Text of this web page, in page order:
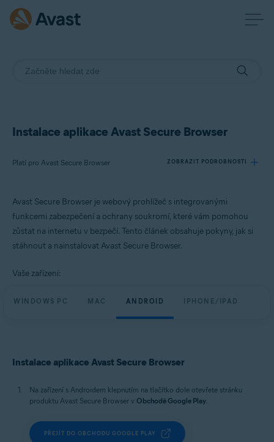
Instalace aplikace Avast Secure Browser
Platí pro Avast Secure Browser ZOBRAZIT PODROBNOSTI
Operační systémy:
Windows, macOS, Android a iOS
Avast Secure Browser je webový prohlížeč s integrovanými
funkcemi zabezpečení a ochrany soukromí, které vám pomohou
zůstat na internetu v bezpečí. Tento článek obsahuje pokyny, jak si
stáhnout a nainstalovat Avast Secure Browser.
Vaše zařízení:
WINDOWS PC MAC ANDROID IPHONE/IPAD
Instalace aplikace Avast Secure Browser
Na zařízení s Androidem klepnutím na tlačítko dole otevřete stránku
produktu Avast Secure Browser v Obchodě Google Play.
PŘEJÍT DO OBCHODU GOOGLE PLAY